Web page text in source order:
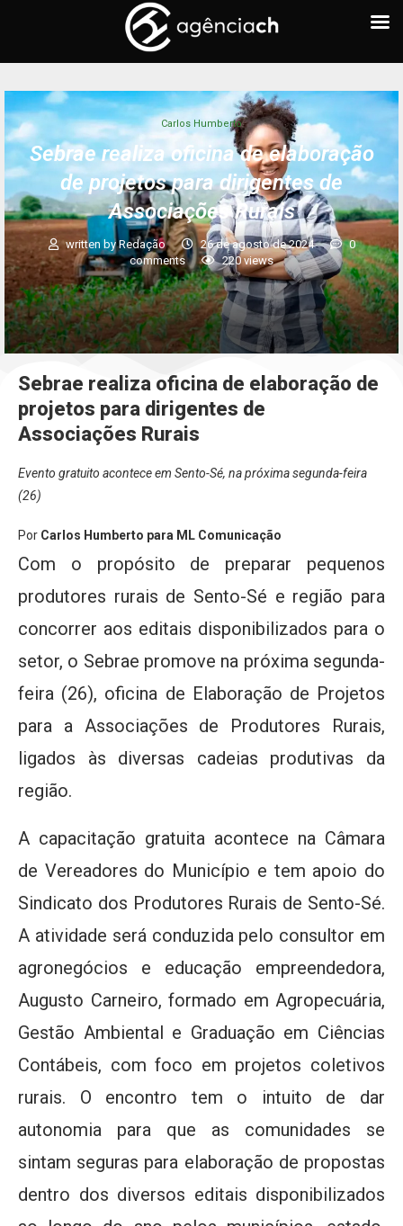
Carlos Humberto
Sebrae realiza oficina de elaboração
de projetos para dirigentes de
Associações Rurais
written byRedação 26 de agosto de 2024
0
comments
220views
Sebrae realiza oficina de elaboração de
projetos para dirigentes de
Associações Rurais
Evento gratuito acontece em Sento-Sé, na próxima segunda-feira
(26)
Por Carlos Humberto para ML Comunicação
Com o propósito de preparar pequenos
produtores rurais de Sento-Sé e região para
concorrer aos editais disponibilizados para o
setor, o Sebrae promove na próxima segunda-
feira (26), oficina de Elaboração de Projetos
para a Associações de Produtores Rurais,
ligados às diversas cadeias produtivas da
região.
A capacitação gratuita acontece na Câmara
de Vereadores do Município e tem apoio do
Sindicato dos Produtores Rurais de Sento-Sé.
A atividade será conduzida pelo consultor em
agronegócios e educação empreendedora,
Augusto Carneiro, formado em Agropecuária,
Gestão Ambiental e Graduação em Ciências
Contábeis, com foco em projetos coletivos
rurais. O encontro tem o intuito de dar
autonomia para que as comunidades se
sintam seguras para elaboração de propostas
dentro dos diversos editais disponibilizados